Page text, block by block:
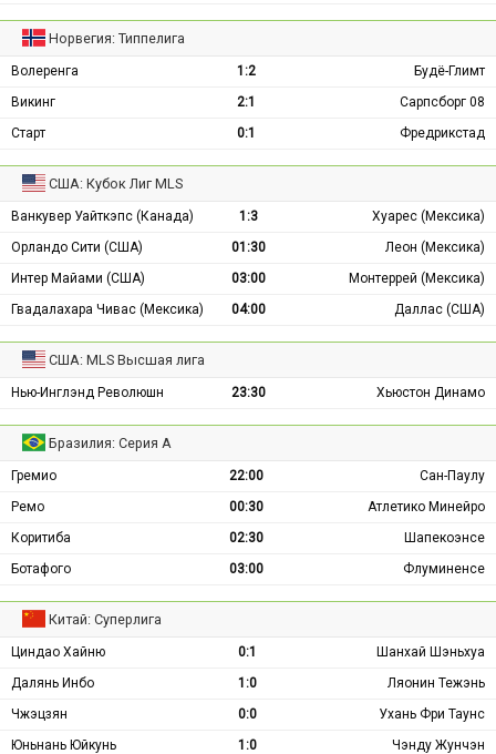
Норвегия: Типпелига
Волеренга 1:2
Будё-Глимт
Викинг
2:1
Сарпсборг 08
Старт
0:1 Фредрикстад
США: Кубок Лиг MLS
Ванкувер Уайткэпс (Канада) 1:3
Хуарес (Мексика)
Орландо Сити (США)
01:30
Леон (Мексика)
Интер Майами (США)
03:00
Монтеррей (Мексика)
Гвадалахара Чивас (Мексика)
04:00 Даллас (США)
США: MLS Высшая лига
Нью-Инглэнд Революшн 23:30 Хьюстон Динамо
Бразилия: Серия А
Гремио 22:00
Сан-Паулу
Ремо
00:30
Атлетико Минейро
Коритиба
02:30
Шапекоэнсе
Ботафого
03:00 Флуминенсе
Китай: Суперлига
Циндао Хайню 0:1
Шанхай Шэньхуа
Далянь Инбо
1:0
Ляонин Тежэнь
Чжэцзян
0:0
Ухань Фри Таунс
Юньнань Юйкунь
1:0 Чэнду Жунчэн